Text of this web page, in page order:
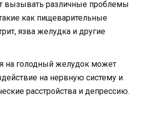
вызывать различные проблемы
как пищеварительные
язва желудка и другие
на голодный желудок может
на нервную систему и
расстройства и депрессию.